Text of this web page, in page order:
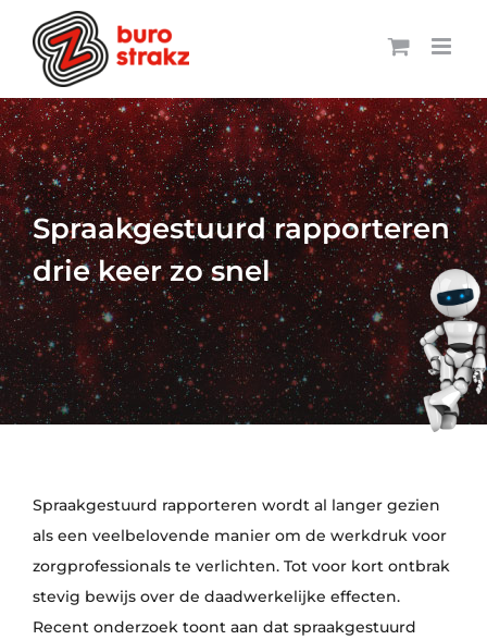
naar
inhoud
Spraakgestuurd rapporteren
drie keer zo snel
Spraakgestuurd rapporteren wordt al langer gezien
als een veelbelovende manier om de werkdruk voor
zorgprofessionals te verlichten. Tot voor kort ontbrak
stevig bewijs over de daadwerkelijke effecten.
Recent onderzoek toont aan dat spraakgestuurd